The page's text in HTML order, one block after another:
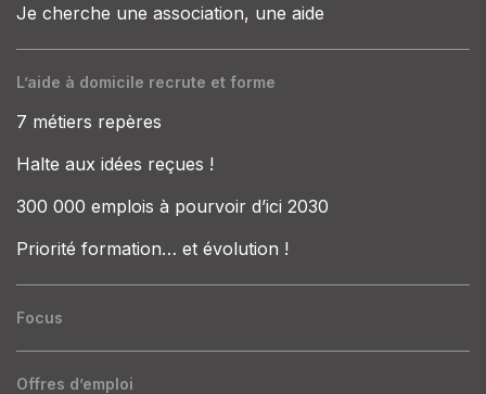
Je cherche une association, une aide
L’aide à domicile recrute et forme
7 métiers repères
Halte aux idées reçues !
300 000 emplois à pourvoir d’ici 2030
Priorité formation… et évolution !
Focus
Offres d’emploi